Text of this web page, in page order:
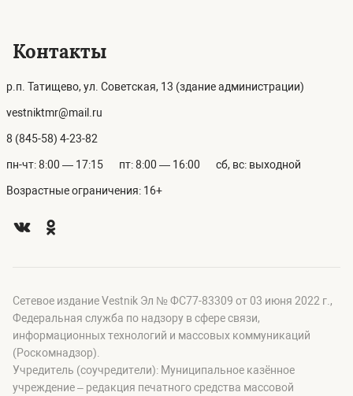
Контакты
р.п. Татищево, ул. Советская, 13 (здание администрации)
vestniktmr@mail.ru
8 (845-58) 4-23-82
пн-чт: 8:00 — 17:15 пт: 8:00 — 16:00 сб, вс: выходной
Возрастные ограничения: 16+
Сетевое издание Vestnik Эл № ФС77-83309 от 03 июня 2022 г.,
Федеральная служба по надзору в сфере связи,
информационных технологий и массовых коммуникаций
(Роскомнадзор).
Учредитель (соучредители): Муниципальное казённое
учреждение – редакция печатного средства массовой